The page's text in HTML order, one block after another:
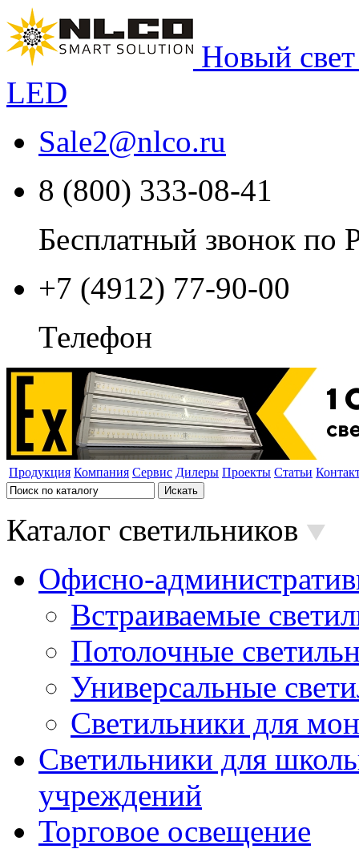
Новый
LED
Sale2@nlco.ru
8 (800) 333-08-41
Бесплатный звонок по
+7 (4912) 77-90-00
Телефон
Продукция Компания Сервис Дилеры Проекты Статьи
Каталог светильников
Офисно-
Встраиваемые
Потолочные
Универсальные
Светильники для
Светильники для
учреждений
Торговое освещение